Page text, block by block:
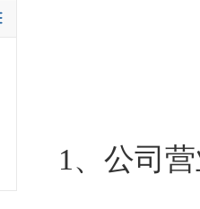
1、公司